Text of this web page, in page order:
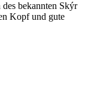
bekannten Skýr
Kopf und gute